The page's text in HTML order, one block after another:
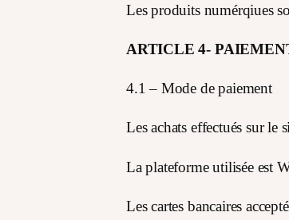
Les produits numérqiues
ARTICLE 4-
4.1 – Mode de paiement
Les achats effectués sur le
La plateforme utilisée est
Les cartes bancaires